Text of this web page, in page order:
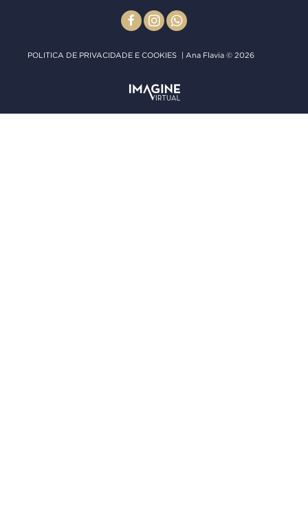
POLITICA DE PRIVACIDADE E COOKIES | Ana Flavia © 2026